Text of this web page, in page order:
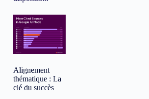
Alignement
thématique : La
clé du succès